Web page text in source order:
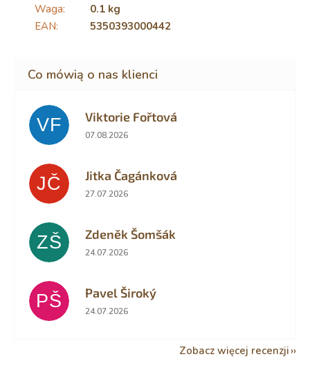
Waga:
0.1 kg
EAN: 5350393000442
VF Viktorie Fořtová
Ocena sklepu to 2 na 5 gwiazdek.
07.08.2026
JČ Jitka Čagánková
Ocena sklepu to 5 na 5 gwiazdek.
27.07.2026
ZŠ Zdeněk Šomšák
Ocena sklepu to 5 na 5 gwiazdek.
24.07.2026
PŠ Pavel Široký
Ocena sklepu to 5 na 5 gwiazdek.
24.07.2026
Zobacz więcej recenzji